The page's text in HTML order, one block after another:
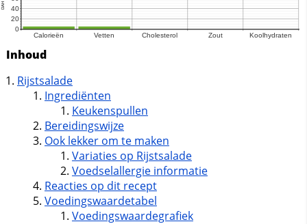
Inhoud
Rijstsalade
Ingrediënten
Keukenspullen
Bereidingswijze
Ook lekker om te maken
Variaties op Rijstsalade
Voedselallergie informatie
Reacties op dit recept
Voedingswaardetabel
Voedingswaardegrafiek